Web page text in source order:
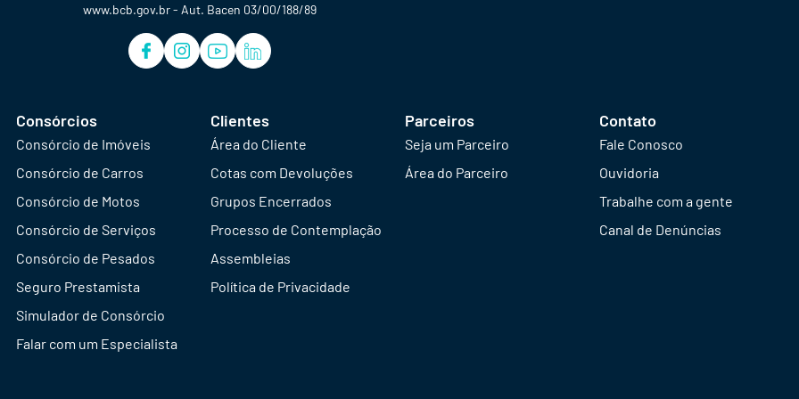
www.bcb.gov.br - Aut. Bacen 03/00/188/89
Consórcios
Consórcio de Imóveis
Consórcio de Carros
Consórcio de Motos
Consórcio de Serviços
Consórcio de Pesados
Seguro Prestamista
Simulador de Consórcio
Falar com um Especialista
Clientes
Área do Cliente
Cotas com Devoluções
Grupos Encerrados
Processo de Contemplação
Assembleias
Política de Privacidade
Parceiros
Seja um Parceiro
Área do Parceiro
Contato
Fale Conosco
Ouvidoria
Trabalhe com a gente
Canal de Denúncias